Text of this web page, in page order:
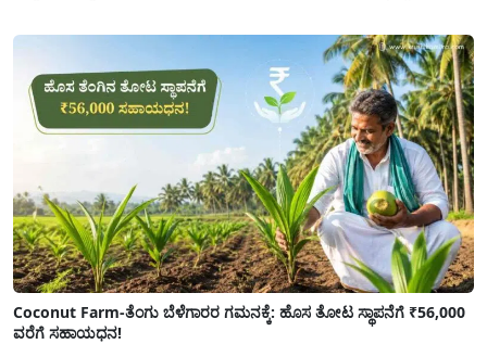
Coconut Farm-ತೆಂಗು ಬೆಳೆಗಾರರ ಗಮನಕ್ಕೆ: ಹೊಸ ತೋಟ ಸ್ಥಾಪನೆಗೆ ₹56,000
ವರೆಗೆ ಸಹಾಯಧನ!